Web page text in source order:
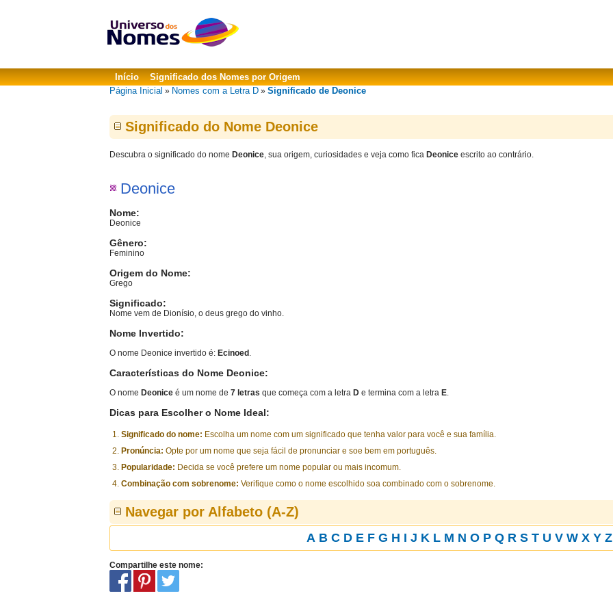
Início
Significado dos Nomes por Origem
Página Inicial » Nomes com a Letra D » Significado de Deonice
Significado do Nome Deonice
Descubra o significado do nome Deonice, sua origem, curiosidades e veja como fica Deonice escrito ao contrário.
Deonice
Nome:
Deonice
Gênero:
Feminino
Origem do Nome:
Grego
Significado:
Nome vem de Dionísio, o deus grego do vinho.
Nome Invertido:
O nome Deonice invertido é: Ecinoed .
Características do Nome Deonice:
O nome Deonice é um nome de 7 letras que começa com a letra D e termina com a letra E.
Dicas para Escolher o Nome Ideal:
Significado do nome: Escolha um nome com um significado que tenha valor para você e sua família.
Pronúncia: Opte por um nome que seja fácil de pronunciar e soe bem em português.
Popularidade: Decida se você prefere um nome popular ou mais incomum.
Combinação com sobrenome: Verifique como o nome escolhido soa combinado com o sobrenome.
Navegar por Alfabeto (A-Z)
A B C D E F G H I J K L M N O P Q R S T U V W X Y Z
Compartilhe este nome: